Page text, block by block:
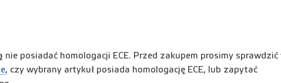
nie posiadać homologacji ECE. Przed zakupem prosimy sprawdzić
, czy wybrany artykuł posiada homologację ECE, lub zapytać